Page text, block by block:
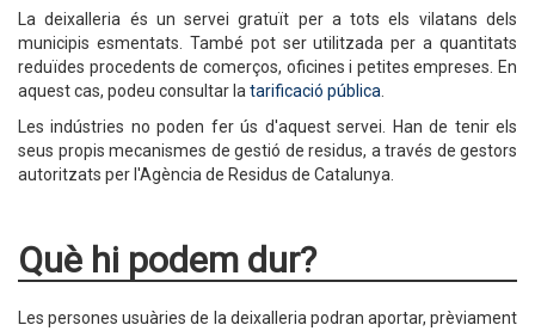
La deixalleria és un servei gratuït per a tots els vilatans dels
municipis esmentats. També pot ser utilitzada per a quantitats
reduïdes procedents de comerços, oficines i petites empreses. En
aquest cas, podeu consultar la tarificació pública
Les indústries no poden fer ús d'aquest servei. Han de tenir els
seus propis mecanismes de gestió de residus, a través de gestors
autoritzats per l'Agència de Residus de Catalunya.
Què hi podem dur?
Les persones usuàries de la deixalleria podran aportar, prèviament